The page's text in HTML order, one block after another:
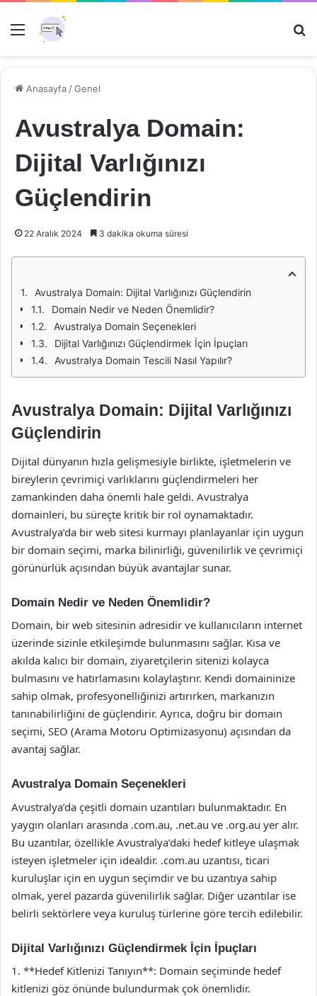
Menü
Anasayfa /Genel
Avustralya Domain:
Dijital Varlığınızı
Güçlendirin
22 Aralık 2024 3 dakika okuma süresi
Avustralya Domain: Dijital Varlığınızı Güçlendirin
Domain Nedir ve Neden Önemlidir?
Avustralya Domain Seçenekleri
Dijital Varlığınızı Güçlendirmek İçin İpuçları
Avustralya Domain Tescili Nasıl Yapılır?
Avustralya Domain: Dijital Varlığınızı
Güçlendirin
Dijital dünyanın hızla gelişmesiyle birlikte, işletmelerin ve
bireylerin çevrimiçi varlıklarını güçlendirmeleri her
zamankinden daha önemli hale geldi. Avustralya
domainleri, bu süreçte kritik bir rol oynamaktadır.
Avustralya’da bir web sitesi kurmayı planlayanlar için uygun
bir domain seçimi, marka bilinirliği, güvenilirlik ve çevrimiçi
görünürlük açısından büyük avantajlar sunar.
Domain Nedir ve Neden Önemlidir?
Domain, bir web sitesinin adresidir ve kullanıcıların internet
üzerinde sizinle etkileşimde bulunmasını sağlar. Kısa ve
akılda kalıcı bir domain, ziyaretçilerin sitenizi kolayca
bulmasını ve hatırlamasını kolaylaştırır. Kendi domaininize
sahip olmak, profesyonelliğinizi artırırken, markanızın
tanınabilirliğini de güçlendirir. Ayrıca, doğru bir domain
seçimi, SEO (Arama Motoru Optimizasyonu) açısından da
avantaj sağlar.
Avustralya Domain Seçenekleri
Avustralya’da çeşitli domain uzantıları bulunmaktadır. En
yaygın olanları arasında .com.au, .net.au ve .org.au yer alır.
Bu uzantılar, özellikle Avustralya’daki hedef kitleye ulaşmak
isteyen işletmeler için idealdir. .com.au uzantısı, ticari
kuruluşlar için en uygun seçimdir ve bu uzantıya sahip
olmak, yerel pazarda güvenilirlik sağlar. Diğer uzantılar ise
belirli sektörlere veya kuruluş türlerine göre tercih edilebilir.
Dijital Varlığınızı Güçlendirmek İçin İpuçları
1. **Hedef Kitlenizi Tanıyın**: Domain seçiminde hedef
kitlenizi göz önünde bulundurmak çok önemlidir.